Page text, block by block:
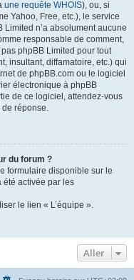
une requête WHOIS), ou, si
Yahoo, Free, etc.), le service
n’a absolument aucune
responsable de comment,
phpBB Limited pour tout
insultant, diffamatoire, etc.) qui
de phpBB.com ou le logiciel
électronique à phpBB
de ce logiciel, attendez-vous
réponse.
du forum ?
formulaire disponible sur le
été activée par les
le lien « L’équipe ».
Aller